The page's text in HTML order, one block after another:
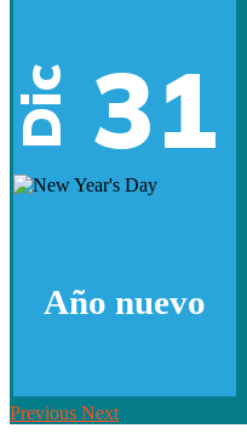
Dic 31
Año nuevo
Previous Next